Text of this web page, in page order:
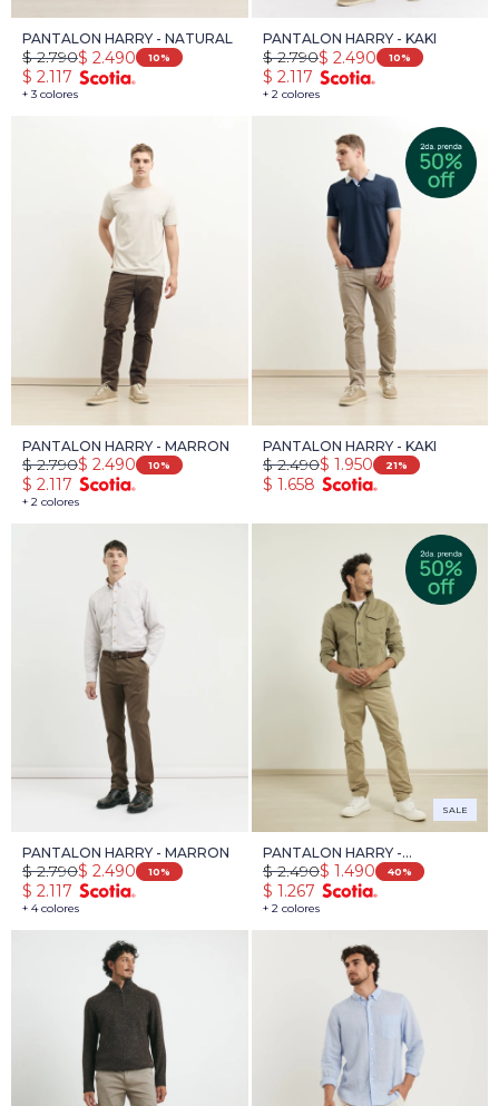
PANTALON HARRY - NATURAL
+ 3 colores
$ 2.490
$ 2.790 10
$ 2.117
PANTALON HARRY - KAKI
+ 2 colores
$ 2.490
$ 2.790 10
$ 2.117
PANTALON HARRY - MARRON
+ 2 colores
$ 2.490
$ 2.790 10
$ 2.117
PANTALON HARRY - KAKI
$ 1.950
$ 2.490 21
$ 1.658
PANTALON HARRY - MARRON
+ 4 colores
$ 2.490
$ 2.790 10
$ 2.117
SALE
PANTALON HARRY -
TOSTADO
+ 2 colores
$ 1.490
$ 2.490 40
$ 1.267